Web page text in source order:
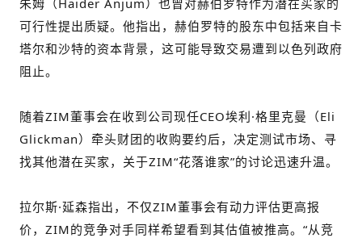
可行性提出质疑。他指出，赫伯罗特的股东中包括来自卡
塔尔和沙特的资本背景，这可能导致交易遭到以色列政府
阻止。
随着ZIM董事会在收到公司现任CEO埃利·格里克曼（Eli
Glickman）牵头财团的收购要约后，决定测试市场、寻
找其他潜在买家，关于ZIM“花落谁家”的讨论迅速升温。
拉尔斯·延森指出，不仅ZIM董事会有动力评估更高报
价，ZIM的竞争对手同样希望看到其估值被推高。“从竞